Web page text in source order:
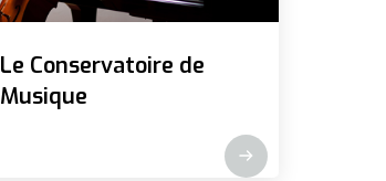
Le Conservatoire de
Musique